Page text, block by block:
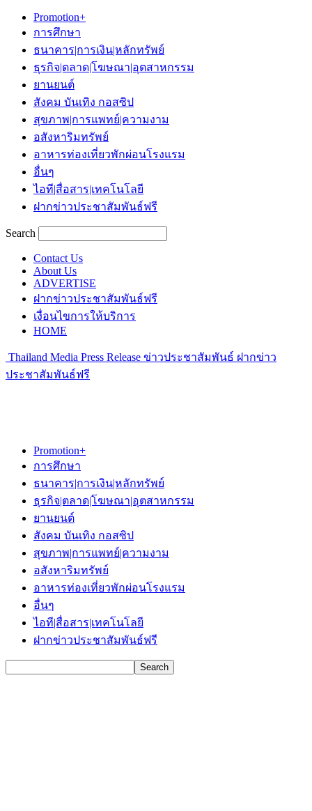
Promotion+
การศึกษา
ธนาคาร|การเงิน|หลักทรัพย์
ธุรกิจ|ตลาด|โฆษณา|อุตสาหกรรม
ยานยนต์
สังคม บันเทิง กอสซิป
สุขภาพ|การแพทย์|ความงาม
อสังหาริมทรัพย์
อาหารท่องเที่ยวพักผ่อนโรงแรม
อื่นๆ
ไอที|สื่อสาร|เทคโนโลยี
ฝากข่าวประชาสัมพันธ์ฟรี
Search
Contact Us
About Us
ADVERTISE
ฝากข่าวประชาสัมพันธ์ฟรี
เงื่อนไขการให้บริการ
HOME
Thailand Media Press Release ข่าวประชาสัมพันธ์ ฝากข่าว
ประชาสัมพันธ์ฟรี
Promotion+
การศึกษา
ธนาคาร|การเงิน|หลักทรัพย์
ธุรกิจ|ตลาด|โฆษณา|อุตสาหกรรม
ยานยนต์
สังคม บันเทิง กอสซิป
สุขภาพ|การแพทย์|ความงาม
อสังหาริมทรัพย์
อาหารท่องเที่ยวพักผ่อนโรงแรม
อื่นๆ
ไอที|สื่อสาร|เทคโนโลยี
ฝากข่าวประชาสัมพันธ์ฟรี